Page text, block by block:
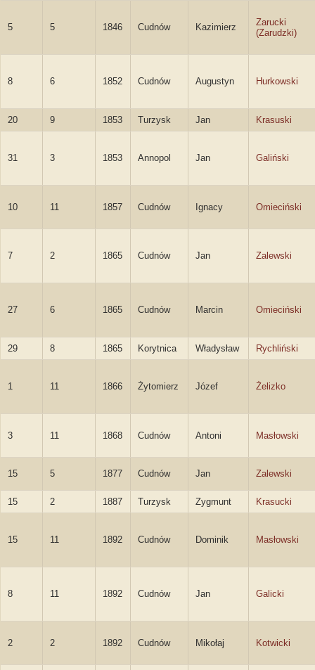
5 5 1846 Cudnów Kazimierz
Zarucki
(Zarudzki)
8 6 1852 Cudnów Augustyn Hurkowski
20 9 1853 Turzysk Jan Krasuski
31 3 1853 Annopol Jan Galiński
10 11 1857 Cudnów Ignacy Omieciński
7 2 1865 Cudnów Jan Zalewski
27 6 1865 Cudnów Marcin Omieciński
29 8 1865 Korytnica Władysław Rychliński
1 11 1866 Żytomierz Józef Żelizko
3 11 1868 Cudnów Antoni Masłowski
15 5 1877 Cudnów Jan Zalewski
15 2 1887 Turzysk Zygmunt Krasucki
15 11 1892 Cudnów Dominik Masłowski
8 11 1892 Cudnów Jan Galicki
2 2 1892 Cudnów Mikołaj Kotwicki